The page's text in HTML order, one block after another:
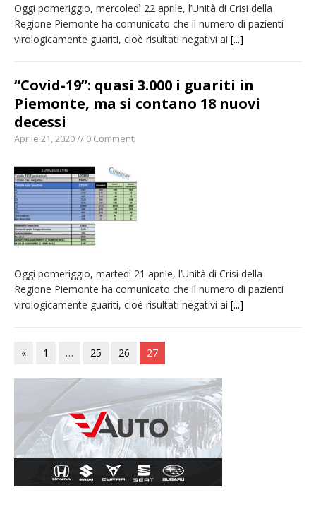
Oggi pomeriggio, mercoledì 22 aprile, l’Unità di Crisi della
Regione Piemonte ha comunicato che il numero di pazienti
virologicamente guariti, cioè risultati negativi ai [...]
“Covid-19”: quasi 3.000 i guariti in
Piemonte, ma si contano 18 nuovi
decessi
Aprile 21, 2020 // 0 Commenti
Oggi pomeriggio, martedì 21 aprile, l’Unità di Crisi della
Regione Piemonte ha comunicato che il numero di pazienti
virologicamente guariti, cioè risultati negativi ai [...]
« 1 … 25 26 27